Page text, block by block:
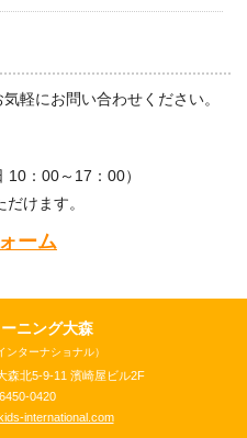
軽にお問い合わせください。
10：00～17：00）
けます。
ーム
ニング大森
ンターナショナル）
森北5-9-11 濱崎屋ビル2F
0420
international.com